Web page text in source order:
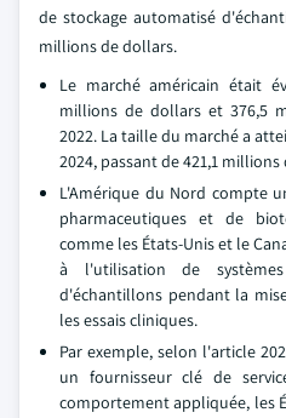
de stockage automatisé
millions de dollars.
Le marché américain était
millions de dollars et 376,5
2022. La taille du marché a
2024, passant de 421,1
L'Amérique du Nord compte
pharmaceutiques et de
comme les États-Unis et le
à l'utilisation de
d'échantillons pendant la
les essais cliniques.
Par exemple, selon l'article
un fournisseur clé de
comportement appliquée, les